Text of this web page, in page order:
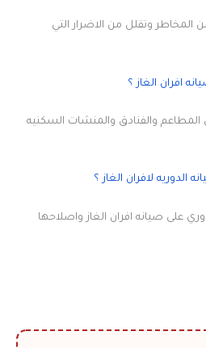
المخاطر وتقلل من الاضرار التي
افران الغاز ؟
المطاعم والفنادق والمنشات السكنيه
الدوريه لافران الغاز ؟
على صيانه افران الغاز واصلاحها